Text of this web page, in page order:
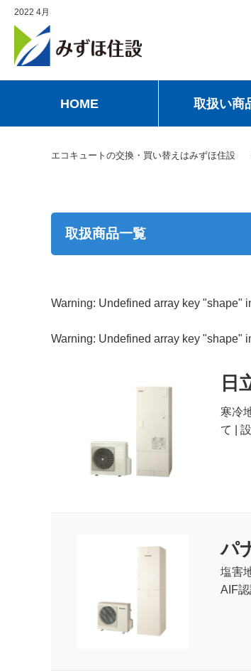
2022 4月
HOME 取扱い商
エコキュートの交換・買い替えはみずほ住設
取扱商品一覧
Warning: Undefined array key "shape"
Warning: Undefined array key "shape"
日
寒冷
て |
パ
塩害
AIF